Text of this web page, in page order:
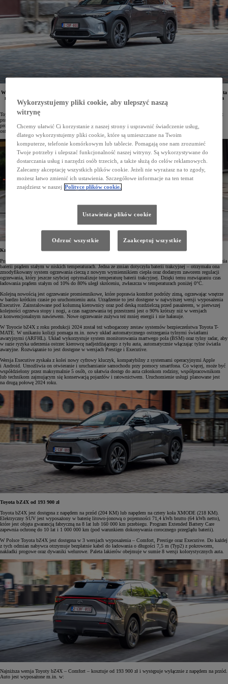
W salonach Toyoty można już zamawiać Toyotę bZ4X z 2024 roku produkcji. Ceny odświeżonego auta
rozpoczynają się od 193 900 zł, a wszystkie wersje elektrycznego SUV-a kwalifikują się do uzyskania
dofinansowania w ramach programu „Mój Elektryk”.
Toyota wprowadziła serię innowacji do swojego elektrycznego SUV-a, które zwiększają komfort podróży oraz
praktyczność i wygodę użytkowania auta. Toyota bZ4X z roku produkcji 2024 zyskała m.in. ogrzewanie
promiennikowe dla kierowcy i pasażera przedniego fotela, a jej wyższe wersje – również automatyczne
ostrzeganie tylnymi światłami awaryjnymi (ARFHL) oraz cyfrowy kluczyk.
Krótszy czas ładowania i jeszcze więcej technologii
Pracując nad Toyotą bZ4X z 2024 roku produkcji, inżynierowie marki skupili się na skróceniu czasu ładowania
baterii prądem stałym w niskich temperaturach. Jedna ze zmian dotyczyła baterii trakcyjnej – otrzymała ona
zmodyfikowany system ogrzewania cieczą z nowym wymiennikiem ciepła oraz dodanym zaworem regulacji
ogrzewania, który jeszcze szybciej optymalizuje temperaturę baterii trakcyjnej. Dzięki temu rozwiązaniu czas
ładowania prądem stałym od 10% do 80% uległ skróceniu, zwłaszcza w temperaturach poniżej 0°C.
Kolejną nowością jest ogrzewanie promiennikowe, które poprawia komfort podróży zimą, ogrzewając wnętrze
w bardzo krótkim czasie po uruchomieniu auta. Urządzenie to jest dostępne w najwyższej wersji wyposażenia
Executive. Zainstalowane pod kolumną kierownicy oraz pod deską rozdzielczą przed pasażerem, w pierwszej
kolejności ogrzewa stopy i nogi, a czas nagrzewania tej przestrzeni jest o 90% krótszy niż w wersjach
z konwencjonalnym nawiewem. Nowe ogrzewanie zużywa też mniej energii i nie hałasuje.
W Toyocie bZ4X z roku produkcji 2024 został też wzbogacony zestaw systemów bezpieczeństwa Toyota T-
MATE. W unikaniu kolizji pomaga m.in. nowy układ automatycznego ostrzegania tylnymi światłami
awaryjnymi (ARFHL). Układ wykorzystuje system monitorowania martwego pola (BSM) oraz tylny radar, aby
w razie ryzyka uderzenia ostrzec kierowcę nadjeżdżającego z tyłu auta, automatycznie włączając tylne światła
awaryjne. Rozwiązanie to jest dostępne w wersjach Prestige i Executive.
Wersja Executive zyskała z kolei nowy cyfrowy kluczyk, kompatybilny z systemami operacyjnymi Apple
i Android. Umożliwia on otwieranie i uruchamianie samochodu przy pomocy smartfona. Co więcej, może być
współdzielony przez maksymalnie 5 osób, co ułatwia dostęp do auta członkom rodziny, współpracownikom
lub technikom zajmującym się konserwacją pojazdów i ratownictwem. Uruchomienie usługi planowane jest
na drugą połowę 2024 roku.
Toyota bZ4X od 193 900 zł
Toyota bZ4X jest dostępna z napędem na przód (204 KM) lub napędem na cztery koła XMODE (218 KM).
Elektryczny SUV jest wyposażony w baterię litowo-jonową o pojemności 71,4 kWh brutto (64 kWh netto),
które jest objęta gwarancją fabryczną na 8 lat lub 160 000 km przebiegu. Program Extended Battery Care
zapewnia ochronę do 10 lat i 1 000 000 km (pod warunkiem dokonywania corocznego przeglądu baterii).
W Polsce Toyota bZ4X jest dostępna w 3 wersjach wyposażenia – Comfort, Prestige oraz Executive. Do każdej
z tych odmian nabywca otrzymuje bezpłatnie kabel do ładowania o długości 7,5 m (Typ2) z pokrowcem,
nakładki progowe oraz dywaniki welurowe. Paleta lakierów obejmuje w sumie 8 wersji kolorystycznych auta.
Najniższa wersja Toyoty bZ4X – Comfort – kosztuje od 193 900 zł i występuje wyłącznie z napędem na przód.
Auto jest wyposażone m.in. w:
Wykorzystujemy pliki cookie, aby ulepszyć naszą
witrynę
Chcemy ułatwić Ci korzystanie z naszej strony i usprawnić świadczenie usług,
dlatego wykorzystujemy pliki cookie, które są umieszczane na Twoim
komputerze, telefonie komórkowym lub tablecie. Pomagają one nam zrozumieć
Twoje potrzeby i ulepszać funkcjonalność naszej witryny. Są wykorzystywane do
dostarczania usług i narzędzi osób trzecich, a także służą do celów reklamowych.
Zalecamy akceptację wszystkich plików cookie. Jeżeli nie wyrażasz na to zgody,
możesz łatwo zmienić ich ustawienia. Szczegółowe informacje na ten temat
znajdziesz w naszej Polityce plików cookie.
Ustawienia plików cookie
Odrzuć wszystkie Zaakceptuj wszystkie